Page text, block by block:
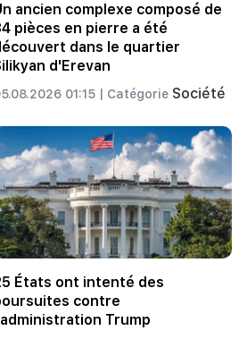
ancien complexe composé de
pièces en pierre a été
dans le quartier
d'Erevan
01:15 | Catégorie Société
États ont intenté des
contre
Trump